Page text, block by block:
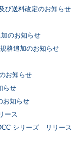
び送料改定のお知らせ
のお知らせ
格追加のお知らせ
お知らせ
らせ
お知らせ
ース
シリーズ リリース